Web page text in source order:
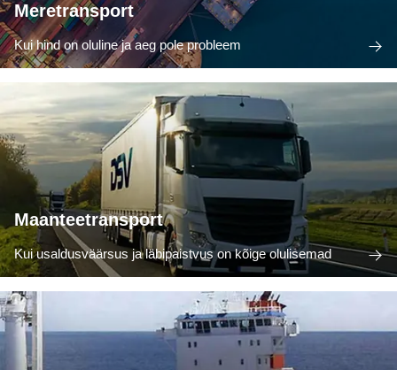
Meretransport
Kui hind on oluline ja aeg pole probleem
Maanteetransport
Kui usaldusväärsus ja läbipaistvus on kõige olulisemad